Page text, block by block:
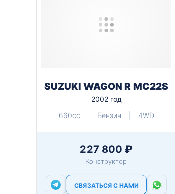
SUZUKI WAGON R MC22S
2002 год
660cc
Бензин 4WD
227 800 ₽
Конструктор
СВЯЗАТЬСЯ С НАМИ